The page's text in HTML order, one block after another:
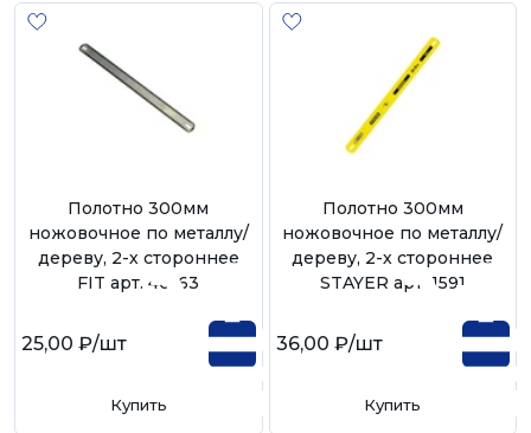
Полотно 300мм
ножовочное по металлу/
дереву, 2-х стороннее
FIT арт. 40163
25,00 ₽/шт
Купить
Полотно 300мм
ножовочное по металлу/
дереву, 2-х стороннее
STAYER арт. 1591
36,00 ₽/шт
Купить